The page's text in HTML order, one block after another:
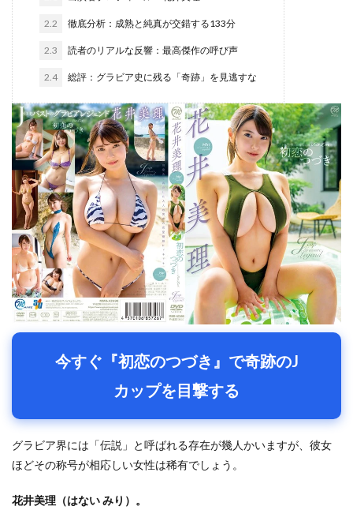
2.2 徹底分析：成熟と純真が交錯する133分
2.3 読者のリアルな反響：最高傑作の呼び声
2.4 総評：グラビア史に残る「奇跡」を見逃すな
今すぐ『初恋のつづき』で奇跡のJ
カップを目撃する
グラビア界には「伝説」と呼ばれる存在が幾人かいますが、彼女
ほどその称号が相応しい女性は稀有でしょう。
花井美理（はない みり）。